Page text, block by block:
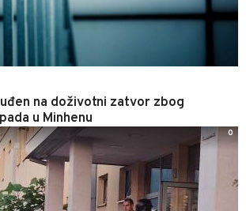
na doživotni zatvor zbog
u Minhenu
0